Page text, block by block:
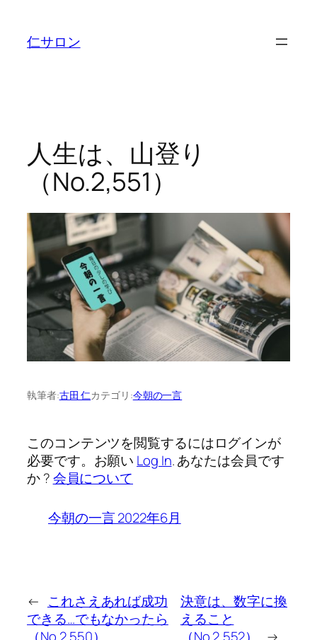
仁サロン
人生は、山登り
（No.2,551）
執筆者:古田 仁カテゴリ:今朝の一言
このコンテンツを閲覧するにはログインが
必要です。お願い Log In. あなたは会員です
か ?会員について
今朝の一言 2022年6月
← これさえあれば成功
できる…でもなかったら
決意は、数字に換
えること